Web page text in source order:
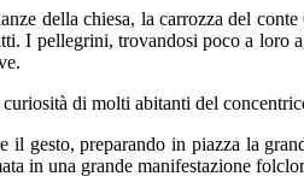
della chiesa, la carrozza del
I pellegrini, trovandosi poco a loro
di molti abitanti del
il gesto, preparando in piazza la
in una grande manifestazione